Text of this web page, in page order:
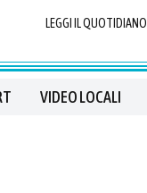
LEGGI IL QUOTIDIANO
VIDEO LOCALI